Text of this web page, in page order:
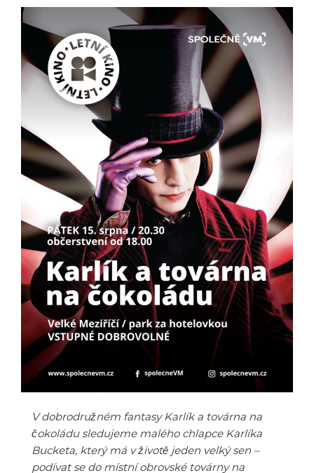
V dobrodružném fantasy Karlík a továrna na
čokoládu sledujeme malého chlapce Karlíka
Bucketa, který má v životě jeden velký sen –
podívat se do místní obrovské továrny na